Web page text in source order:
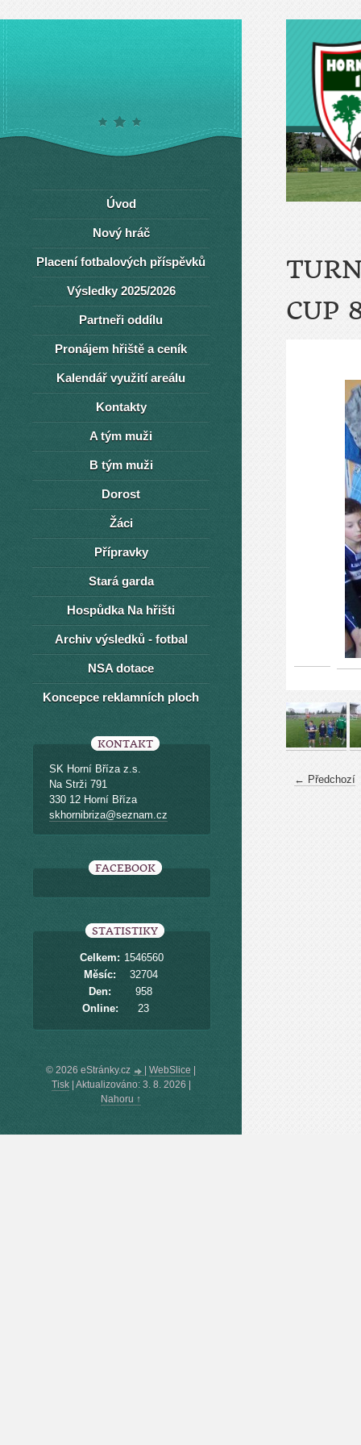
CUP
← Předchozí
Úvod
Nový hráč
Placení fotbalových příspěvků
Výsledky 2025/2026
Partneři oddílu
Pronájem hřiště a ceník
Kalendář využití areálu
Kontakty
A tým muži
B tým muži
Dorost
Žáci
Přípravky
Stará garda
Hospůdka Na hřišti
Archiv výsledků - fotbal
NSA dotace
Koncepce reklamních ploch
KONTAKT
SK Horní Bříza z.s.
Na Strži 791
330 12 Horní Bříza
skhornibriza@seznam.cz
FACEBOOK
STATISTIKY
Online: 23
Celkem: 1546560
Měsíc:
32704
Den:
958
© 2026 eStránky.cz WebSlice
Tisk| Aktualizováno: 3. 8. 2026
Nahoru ↑